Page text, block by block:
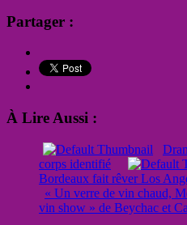
Partager :
À Lire Aussi :
corps identifié
Bordeaux fait rêver Los
« Un verre de vin chaud,
vin show » de Beychac et